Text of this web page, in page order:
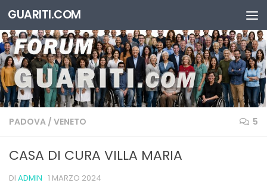
Salta al contenuto
GUARITI.COM
PADOVA / VENETO 5
CASA DI CURA VILLA MARIA
DI ADMIN · 1 MARZO 2024